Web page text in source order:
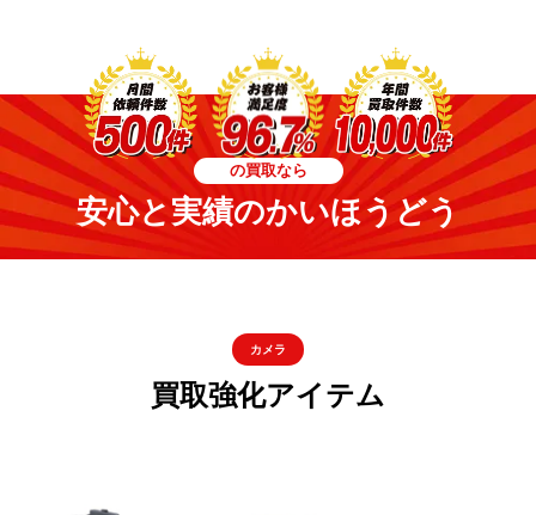
の買取なら
安心と実績のかいほうどう
カメラ
買取強化アイテム